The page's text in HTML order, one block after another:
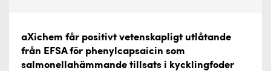
aXichem får positivt vetenskapligt utlåtande
från EFSA för phenylcapsaicin som
salmonellahämmande tillsats i kycklingfoder